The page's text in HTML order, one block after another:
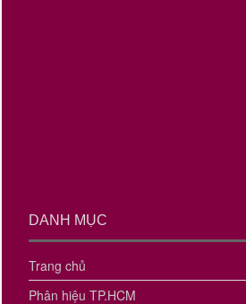
DANH MỤC
Trang chủ
Phân hiệu TP.HCM